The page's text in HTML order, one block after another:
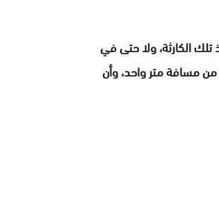
الكارثة، ولا حتى في
من مسافة متر واحد، وأن